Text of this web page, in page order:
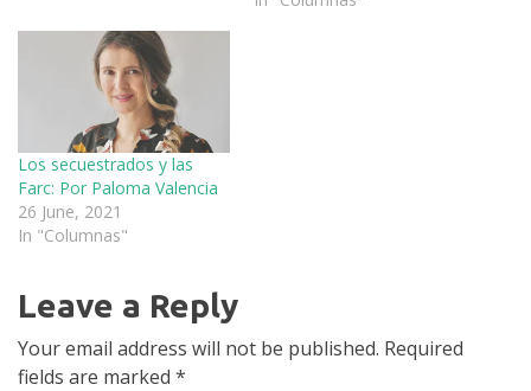
Los secuestrados y las
Farc: Por Paloma Valencia
26 June, 2021
In "Columnas"
Leave a Reply
Your email address will not be published. Required
fields are marked *